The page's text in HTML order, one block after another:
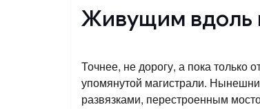
Живущим вдоль
Точнее, не дорогу, а пока только
упомянутой магистрали.
развязками, перестроенным